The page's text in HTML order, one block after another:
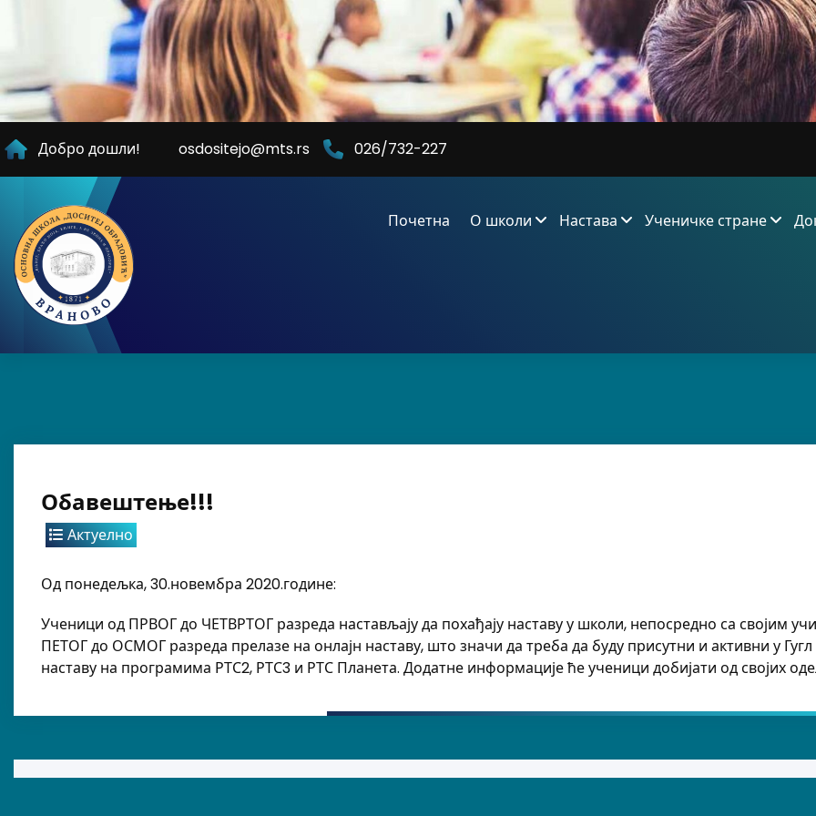
Добро дошли! osdositejo@mts.rs 026/732-227
Почетна О школи Настава Ученичке стране
Обавештење!!!
Актуелно
Од понедељка, 30.новембра 2020.године:
Ученици од ПРВОГ до ЧЕТВРТОГ разреда настављају да похађају наставу у школи, непосредно са својим
ПЕТОГ до ОСМОГ разреда прелазе на онлајн наставу, што значи да треба да буду присутни и активни у
наставу на програмима РТС2, РТС3 и РТС Планета. Додатне информације ће ученици добијати од својих